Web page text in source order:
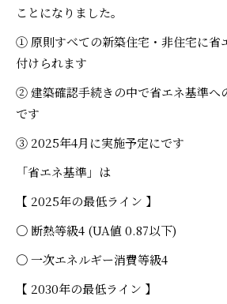
ことになりました。
① 原則すべての新築住宅・非住宅に省
付けられます
② 建築確認手続きの中で省エネ基準へ
です
③ 2025年4月に実施予定にです
「省エネ基準」は
【 2025年の最低ライン 】
〇 断熱等級4 (UA値 0.87以下)
〇 一次エネルギー消費等級4
【 2030年の最低ライン 】